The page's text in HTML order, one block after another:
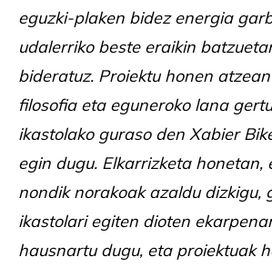
eguzki-plaken bidez energia
udalerriko beste eraikin
bideratuz. Proiektu honen
filosofia eta eguneroko lana
ikastolako guraso den Xabier
egin dugu. Elkarrizketa honetan,
nondik norakoak azaldu dizkigu,
ikastolari egiten dioten
hausnartu dugu, eta proiektuak